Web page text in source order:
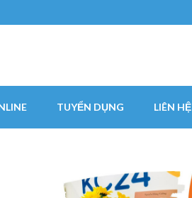
TUYỂN DỤNG LIÊN HỆ